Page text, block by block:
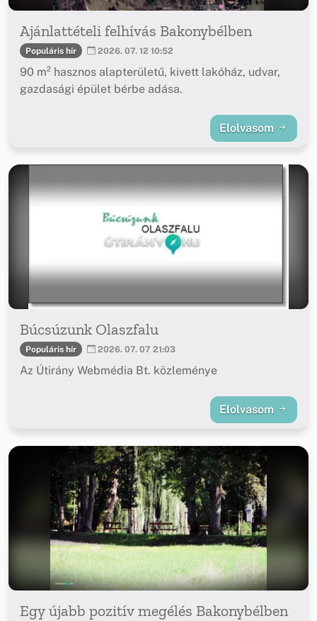
Ajánlattételi felhívás Bakonybélben
Populáris hír 2026. 07. 12 10:52
90 m² hasznos alapterületű, kivett lakóház, udvar,
gazdasági épület bérbe adása.
Elolvasom
Búcsúzunk Olaszfalu
Populáris hír 2026. 07. 07 21:03
Az Útirány Webmédia Bt. közleménye
Elolvasom
Egy újabb pozitív megélés Bakonybélben